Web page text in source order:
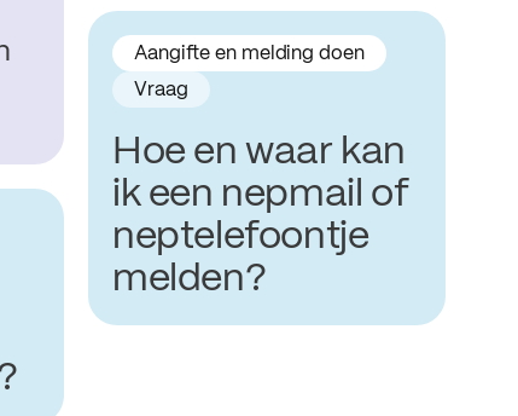
Hoe en waar kan
ik een nepmail of
neptelefoontje
melden?
Aangifte en melding doen
Vraag